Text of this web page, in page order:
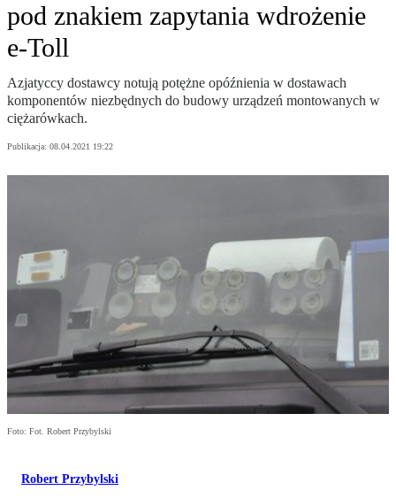
pod znakiem zapytania wdrożenie
e-Toll
Azjatyccy dostawcy notują potężne opóźnienia w dostawach
komponentów niezbędnych do budowy urządzeń montowanych w
ciężarówkach.
Publikacja: 08.04.2021 19:22
Foto: Fot. Robert Przybylski
Robert Przybylski